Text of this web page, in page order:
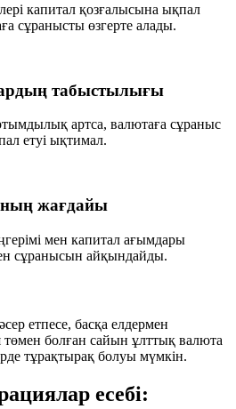
капитал қозғалысына ықпал
сұранысты өзгерте алады.
табыстылығы
артса, валютаға сұраныс
етуі ықтимал.
жағдайы
мен капитал ағымдары
сұранысын айқындайды.
етпесе, басқа елдермен
болған сайын ұлттық валюта
тұрақтырақ болуы мүмкін.
есебі: